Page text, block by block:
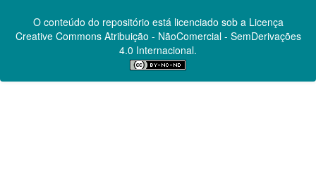
O conteúdo do repositório está licenciado sob a Licença
Creative CommonsAtribuição - NãoComercial - SemDerivações
4.0 Internacional.